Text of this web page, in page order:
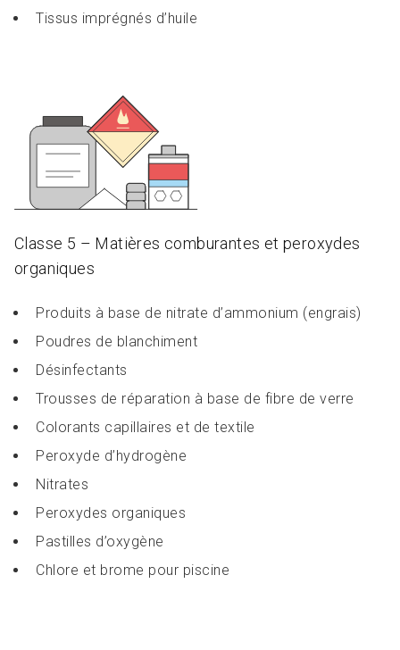
Tissus imprégnés d’huile
Classe 5 – Matières comburantes et peroxydes
organiques
Produits à base de nitrate d’ammonium (engrais)
Poudres de blanchiment
Désinfectants
Trousses de réparation à base de fibre de verre
Colorants capillaires et de textile
Peroxyde d’hydrogène
Nitrates
Peroxydes organiques
Pastilles d’oxygène
Chlore et brome pour piscine